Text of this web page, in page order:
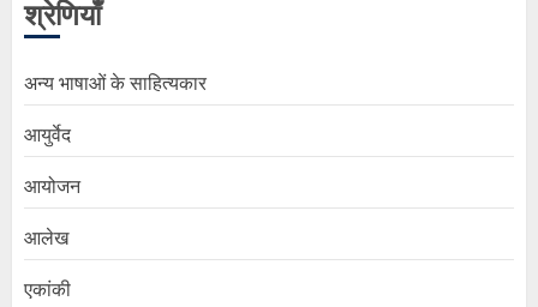
श्रेणियाँ
अन्य भाषाओं के साहित्यकार
आयुर्वेद
आयोजन
आलेख
एकांकी